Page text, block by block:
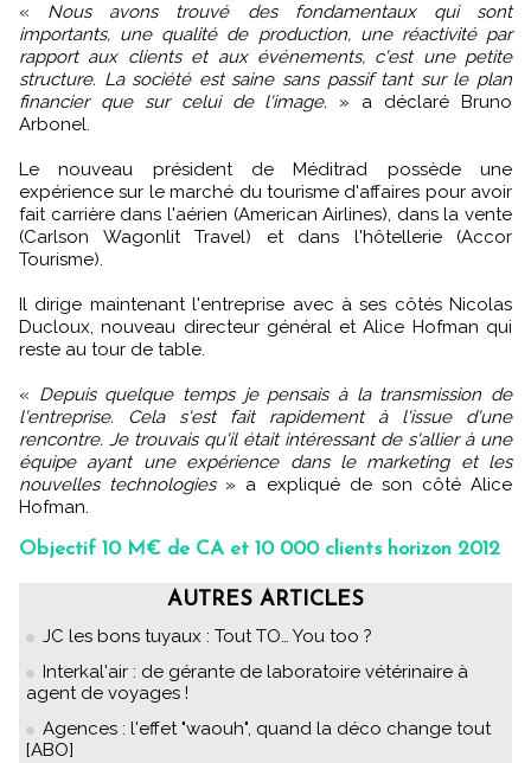
« Nous avons trouvé des fondamentaux qui sont
importants, une qualité de production, une réactivité par
rapport aux clients et aux événements, c'est une petite
structure. La société est saine sans passif tant sur le plan
financier que sur celui de l'image. » a déclaré Bruno
Arbonel.
Le nouveau président de Méditrad possède une
expérience sur le marché du tourisme d'affaires pour avoir
fait carrière dans l'aérien (American Airlines), dans la vente
(Carlson Wagonlit Travel) et dans l'hôtellerie (Accor
Tourisme).
Il dirige maintenant l'entreprise avec à ses côtés Nicolas
Ducloux, nouveau directeur général et Alice Hofman qui
reste au tour de table.
« Depuis quelque temps je pensais à la transmission de
l'entreprise. Cela s'est fait rapidement à l'issue d'une
rencontre. Je trouvais qu'il était intéressant de s'allier à une
équipe ayant une expérience dans le marketing et les
nouvelles technologies» a expliqué de son côté Alice
Hofman.
Objectif 10 M€ de CA et 10 000 clients horizon 2012
AUTRES ARTICLES
JC les bons tuyaux : Tout TO… You too ?
Interkal'air : de gérante de laboratoire vétérinaire à
agent de voyages !
Agences : l'effet "waouh", quand la déco change tout
[ABO]